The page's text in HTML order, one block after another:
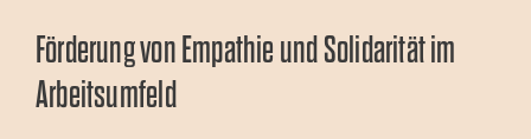
Förderung von Empathie und Solidarität im
Arbeitsumfeld